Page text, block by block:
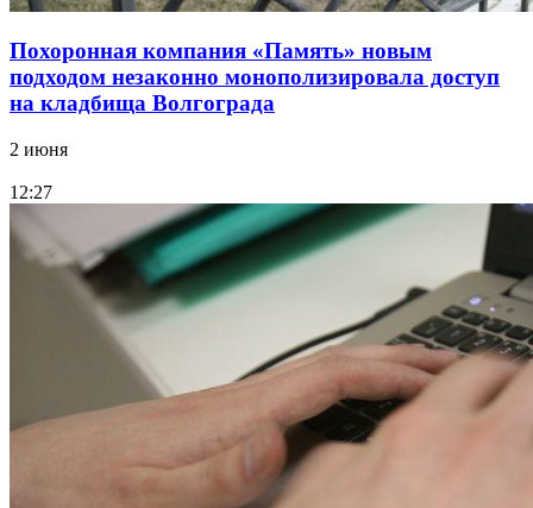
Похоронная компания «Память» новым
подходом незаконно монополизировала доступ
на кладбища Волгограда
2 июня
12:27